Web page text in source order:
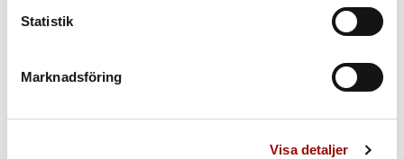
Statistik
Marknadsföring
Visa detaljer